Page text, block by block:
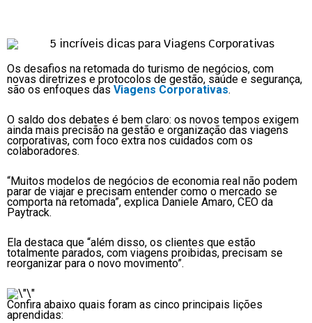
Os desafios na retomada do turismo de negócios, com
novas diretrizes e protocolos de gestão, saúde e segurança,
são os enfoques das Viagens Corporativas.
O saldo dos debates é bem claro: os novos tempos exigem
ainda mais precisão na gestão e organização das viagens
corporativas, com foco extra nos cuidados com os
colaboradores.
“Muitos modelos de negócios de economia real não podem
parar de viajar e precisam entender como o mercado se
comporta na retomada”, explica Daniele Amaro, CEO da
Paytrack.
Ela destaca que “além disso, os clientes que estão
totalmente parados, com viagens proibidas, precisam se
reorganizar para o novo movimento”.
Confira abaixo quais foram as cinco principais lições
aprendidas: